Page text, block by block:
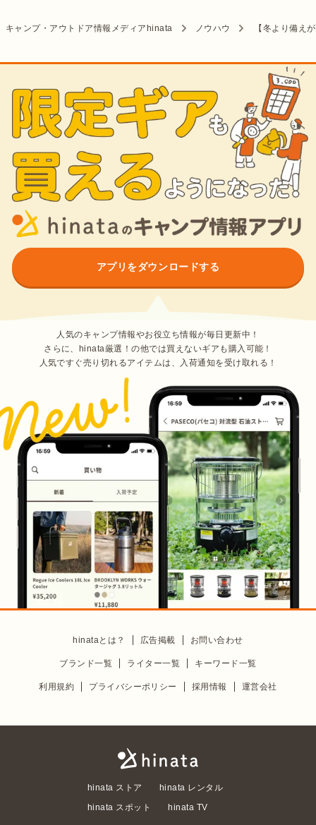
キャンプ・アウトドア情報メディアhinata ノウハウ 【冬より備え
アプリをダウンロードする
人気のキャンプ情報やお役立ち情報が毎日更新中！
さらに、hinata厳選！の他では買えないギアも購入可能！
人気ですぐ売り切れるアイテムは、入荷通知を受け取れる！
hinataとは？ 広告掲載 お問い合わせ
ブランド一覧 ライター一覧 キーワード一覧
利用規約 プライバシーポリシー 採用情報 運営会社
hinata ストア
hinata レンタル
hinata スポット
hinata TV